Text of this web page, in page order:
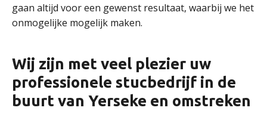
gaan altijd voor een gewenst resultaat, waarbij we het
onmogelijke mogelijk maken.
Wij zijn met veel plezier uw
professionele stucbedrijf in de
buurt van Yerseke en omstreken